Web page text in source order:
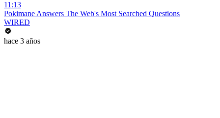
11:13
Pokimane Answers The Web's Most Searched Questions
WIRED
hace 3 años